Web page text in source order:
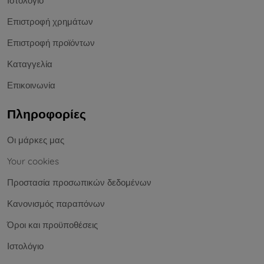
Επιστροφή χρημάτων
Επιστροφή προϊόντων
Καταγγελία
Επικοινωνία
Πληροφορίες
Οι μάρκες μας
Your cookies
Προστασία προσωπικών δεδομένων
Κανονισμός παραπόνων
Όροι και προϋποθέσεις
Ιστολόγιο